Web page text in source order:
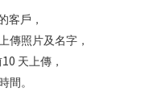
客戶，
傳照片及名字，
10 天上傳，
間。